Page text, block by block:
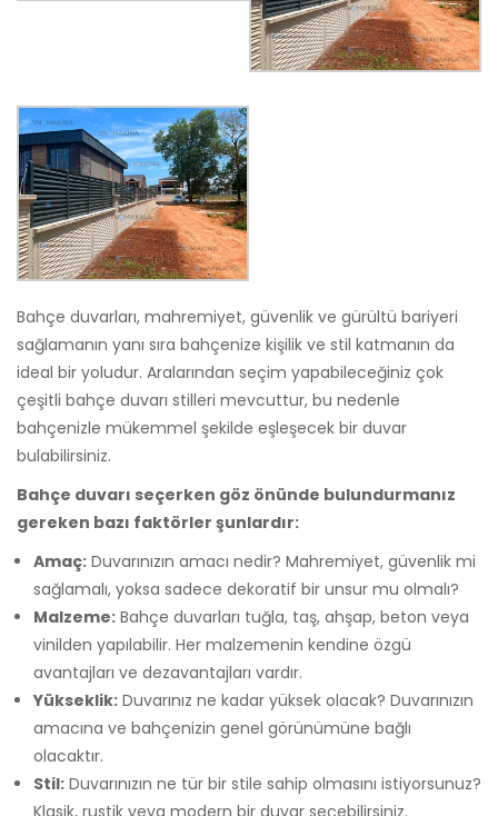
Bahçe duvarları, mahremiyet, güvenlik ve gürültü bariyeri
sağlamanın yanı sıra bahçenize kişilik ve stil katmanın da
ideal bir yoludur. Aralarından seçim yapabileceğiniz çok
çeşitli bahçe duvarı stilleri mevcuttur, bu nedenle
bahçenizle mükemmel şekilde eşleşecek bir duvar
bulabilirsiniz.
Bahçe duvarı seçerken göz önünde bulundurmanız
gereken bazı faktörler şunlardır:
Amaç: Duvarınızın amacı nedir? Mahremiyet, güvenlik mi
sağlamalı, yoksa sadece dekoratif bir unsur mu olmalı?
Malzeme: Bahçe duvarları tuğla, taş, ahşap, beton veya
vinilden yapılabilir. Her malzemenin kendine özgü
avantajları ve dezavantajları vardır.
Yükseklik: Duvarınız ne kadar yüksek olacak? Duvarınızın
amacına ve bahçenizin genel görünümüne bağlı
olacaktır.
Stil: Duvarınızın ne tür bir stile sahip olmasını istiyorsunuz?
Klasik, rustik veya modern bir duvar seçebilirsiniz.